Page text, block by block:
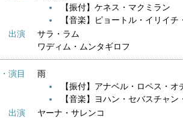
【振付】ケネス・マクミラン
【音楽】ピョートル・イリイ
出演
サラ・ラム
ワディム・ムンタギロフ
演目
雨
【振付】アナベル・ロペス・オ
【音楽】ヨハン・セバスチャン
出演
ヤーナ・サレンコ